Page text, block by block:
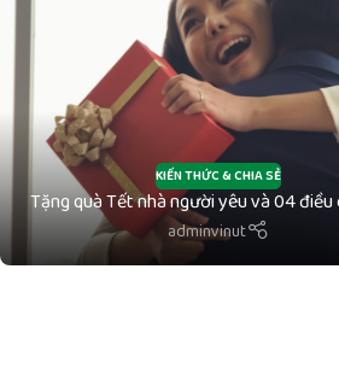
KIẾN THỨC & CHIA SẺ
Tặng quà Tết nhà người yêu và 04 điều
adminvinut